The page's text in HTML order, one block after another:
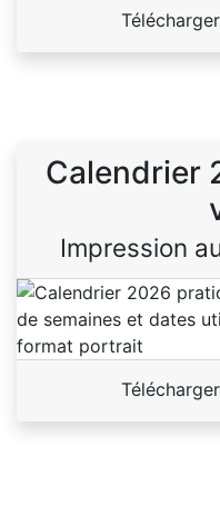
Calendrier
Impression